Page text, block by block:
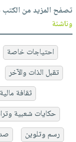
تصفح المزيد من الكتب
وناشئة
احتياجات خاصة
تقبل الذات والآخر
ثقافة مالية
حكايات شعبية
رسم وتلوين